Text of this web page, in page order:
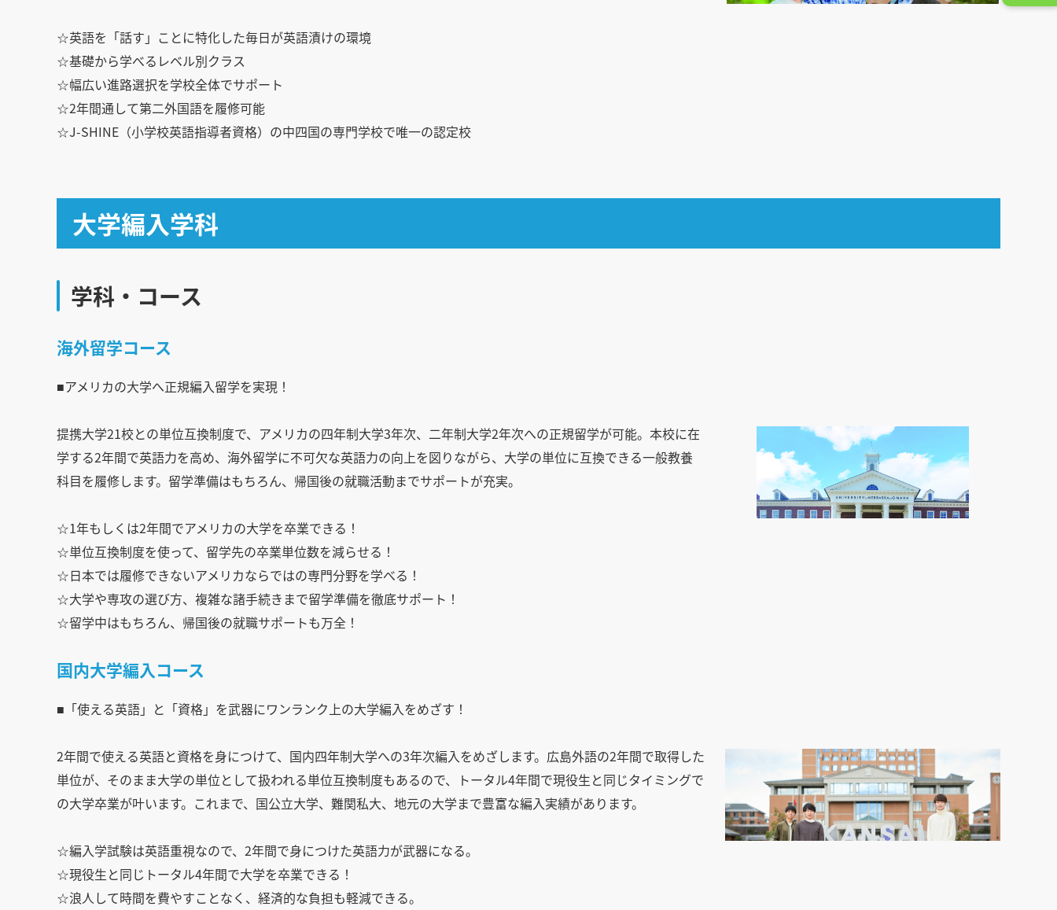
☆英語を「話す」ことに特化した毎日が英語漬けの環境
☆基礎から学べるレベル別クラス
☆幅広い進路選択を学校全体でサポート
☆2年間通して第二外国語を履修可能
☆J-SHINE（小学校英語指導者資格）の中四国の専門学校で唯一の認定校
大学編入学科
学科・コース
海外留学コース
■アメリカの大学へ正規編入留学を実現！
提携大学21校との単位互換制度で、アメリカの四年制大学3年次、二年制大学2年次への正規留学が可能。本校に在
学する2年間で英語力を高め、海外留学に不可欠な英語力の向上を図りながら、大学の単位に互換できる一般教養
科目を履修します。留学準備はもちろん、帰国後の就職活動までサポートが充実。
☆1年もしくは2年間でアメリカの大学を卒業できる！
☆単位互換制度を使って、留学先の卒業単位数を減らせる！
☆日本では履修できないアメリカならではの専門分野を学べる！
☆大学や専攻の選び方、複雑な諸手続きまで留学準備を徹底サポート！
☆留学中はもちろん、帰国後の就職サポートも万全！
国内大学編入コース
■「使える英語」と「資格」を武器にワンランク上の大学編入をめざす！
2年間で使える英語と資格を身につけて、国内四年制大学への3年次編入をめざします。広島外語の2年間で取得した
単位が、そのまま大学の単位として扱われる単位互換制度もあるので、トータル4年間で現役生と同じタイミングで
の大学卒業が叶います。これまで、国公立大学、難関私大、地元の大学まで豊富な編入実績があります。
☆編入学試験は英語重視なので、2年間で身につけた英語力が武器になる。
☆現役生と同じトータル4年間で大学を卒業できる！
☆浪人して時間を費やすことなく、経済的な負担も軽減できる。